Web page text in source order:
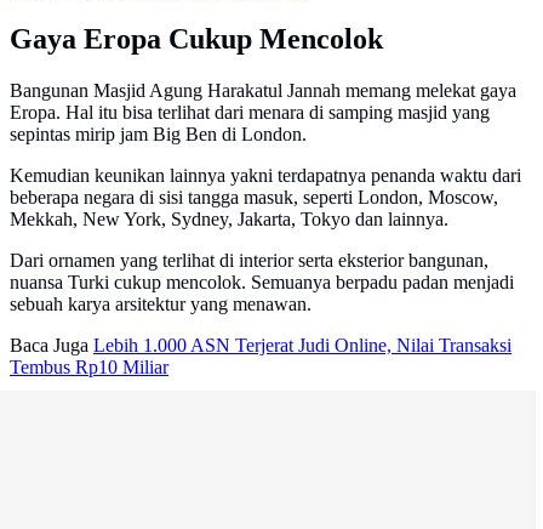
Gaya Eropa Cukup Mencolok
Bangunan Masjid Agung Harakatul Jannah memang melekat gaya
Eropa. Hal itu bisa terlihat dari menara di samping masjid yang
sepintas mirip jam Big Ben di London.
Kemudian keunikan lainnya yakni terdapatnya penanda waktu dari
beberapa negara di sisi tangga masuk, seperti London, Moscow,
Mekkah, New York, Sydney, Jakarta, Tokyo dan lainnya.
Dari ornamen yang terlihat di interior serta eksterior bangunan,
nuansa Turki cukup mencolok. Semuanya berpadu padan menjadi
sebuah karya arsitektur yang menawan.
Baca Juga Lebih 1.000 ASN Terjerat Judi Online, Nilai Transaksi
Tembus Rp10 Miliar